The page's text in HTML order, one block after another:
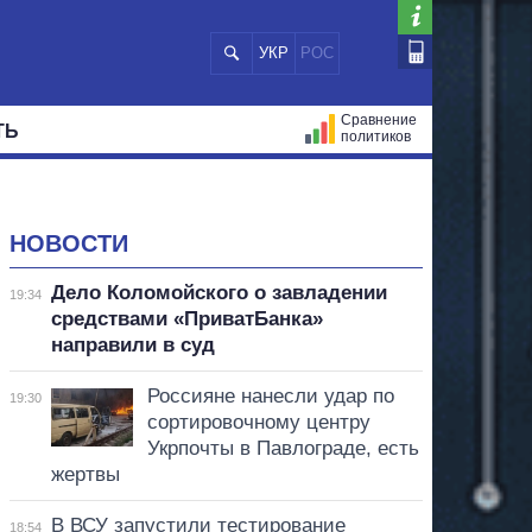
УКР РОС
Сравнение
политиков
НОВОСТИ
19:34
Дело Коломойского о завладении
средствами «ПриватБанка»
направили в суд
19:30
Россияне нанесли удар по
сортировочному центру
Укрпочты в Павлограде, есть
жертвы
18:54
В ВСУ запустили тестирование